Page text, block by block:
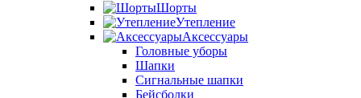
Шорты
Утепление
Аксессуары
Головные уборы
Шапки
Сигнальные шапки
Бейсболки